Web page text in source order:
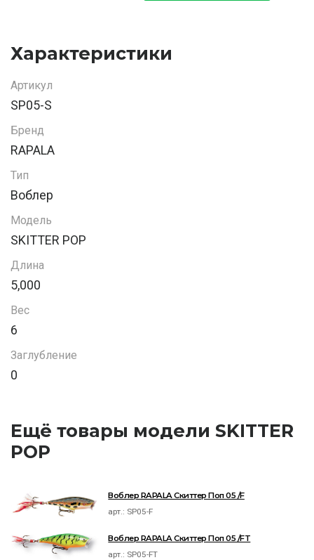
Характеристики
Артикул
SP05-S
Бренд
RAPALA
Тип
Воблер
Модель
SKITTER POP
Длина
5,000
Вес
6
Заглубление
0
Ещё товары модели SKITTER
POP
Воблер RAPALA Скиттер Поп 05 /F
арт.: SP05-F
Воблер RAPALA Скиттер Поп 05 /FT
арт.: SP05-FT